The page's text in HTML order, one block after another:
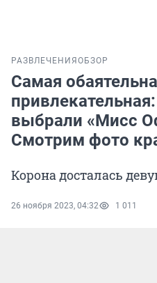
РАЗВЛЕЧЕНИЯ ОБЗОР
Самая
выбрали «Мисс
Смотрим фото
Корона досталась
26 ноября 2023, 04:32 1 011